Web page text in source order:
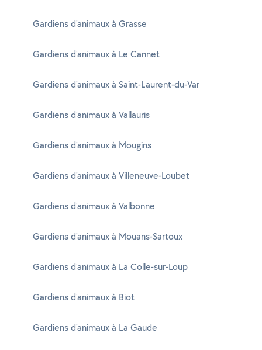
Gardiens d'animaux à Grasse
Gardiens d'animaux à Le Cannet
Gardiens d'animaux à Saint-Laurent-du-Var
Gardiens d'animaux à Vallauris
Gardiens d'animaux à Mougins
Gardiens d'animaux à Villeneuve-Loubet
Gardiens d'animaux à Valbonne
Gardiens d'animaux à Mouans-Sartoux
Gardiens d'animaux à La Colle-sur-Loup
Gardiens d'animaux à Biot
Gardiens d'animaux à La Gaude